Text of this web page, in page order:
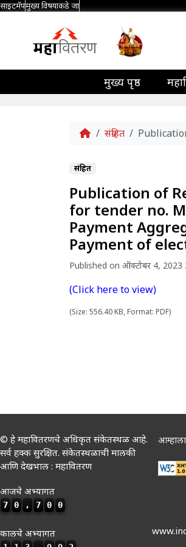
साइटमॅपमुख्य विषयाकडे जा
मुख्य पृष्ठ
Home
संग्रहित
संग्रहित
Publication of
for tender no.
Payment
Payment of
Published on ऑक्टोबर 4, 2023
(Click here to view)
(Size: 556.40 KB, Format: PDF)
© हे महावितरणचे अधिकृत संकेतस्थळ आहे.
सर्व हक्क सुरक्षित. संकेतस्थळाची मालकी
आणि देखभाल : महावितरण
आजचे अभ्यागत
7 0 , 7 0 0
कालचे अभ्यागत